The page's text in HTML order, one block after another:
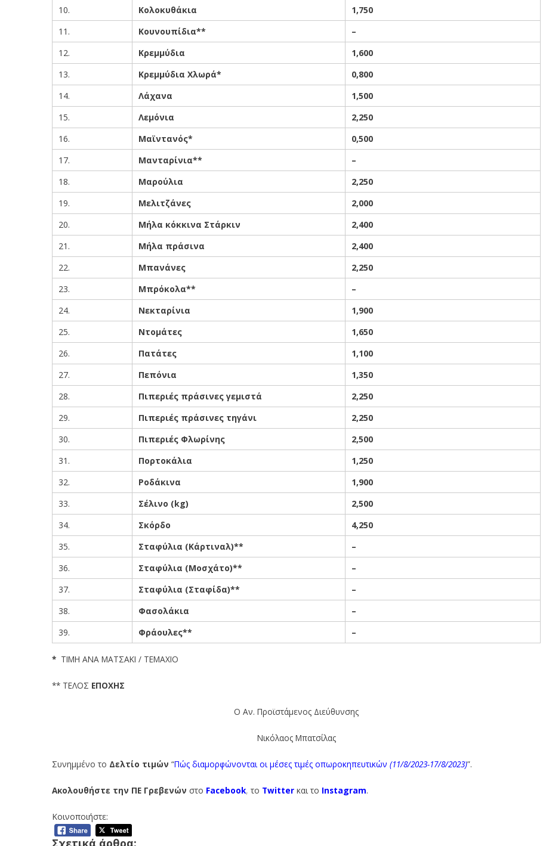
10.
Κολοκυθάκια
1,750
11.
Κουνουπίδια**
–
12.
Κρεμμύδια 1,600
13.
Κρεμμύδια Χλωρά* 0,800
14.
Λάχανα
1,500
15.
Λεμόνια 2,250
16.
Μαϊντανός* 0,500
17.
Μανταρίνια**
–
18.
Μαρούλια 2,250
19.
Μελιτζάνες 2,000
20.
Μήλα κόκκινα Στάρκιν 2,400
21.
Μήλα πράσινα 2,400
22.
Μπανάνες 2,250
23.
Μπρόκολα**
–
24.
Νεκταρίνια
1,900
25.
Ντομάτες 1,650
26.
Πατάτες 1,100
27.
Πεπόνια
1,350
28.
Πιπεριές πράσινες γεμιστά 2,250
29.
Πιπεριές πράσινες τηγάνι 2,250
30.
Πιπεριές Φλωρίνης 2,500
31.
Πορτοκάλια 1,250
32.
Ροδάκινα
1,900
33.
Σέλινο (kg) 2,500
34.
Σκόρδο 4,250
35.
Σταφύλια (Κάρτιναλ)**
–
36.
Σταφύλια (Μοσχάτο)**
–
37.
Σταφύλια (Σταφίδα)**
–
38.
Φασολάκια
–
39.
Φράουλες** –
* ΤΙΜΗ ΑΝΑ ΜΑΤΣΑΚΙ / TEMΑXIO
** ΤΕΛΟΣ ΕΠΟΧΗΣ
Ο Αν. Προϊστάμενος Διεύθυνσης
Νικόλαος Μπατσίλας
Συνημμένο το Δελτίο τιμών “Πώς διαμορφώνονται οι μέσες τιμές οπωροκηπευτικών (11/8/2023-17/8/2023)”.
Ακολουθήστε την ΠΕ Γρεβενών στο Facebook, το Twitter και το Instagram.
Κοινοποιήστε:
Σχετικά άρθρα: